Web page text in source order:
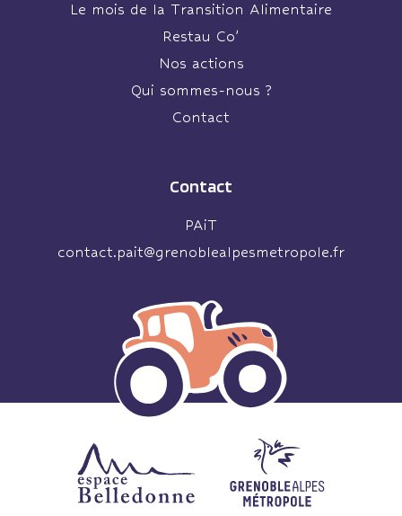
Le mois de la Transition Alimentaire
Restau Co’
Nos actions
Qui sommes-nous ?
Contact
Contact
PAiT
contact.pait@grenoblealpesmetropole.fr